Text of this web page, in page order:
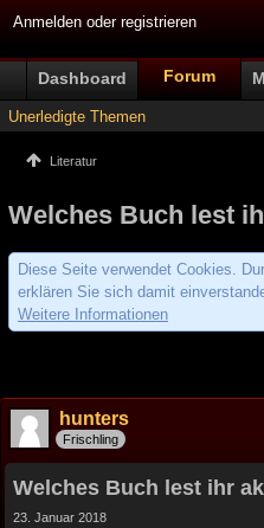
Anmelden oder registrieren
Dashboard Forum
Unerledigte Themen
Literatur
Welches Buch lest
Diese Seite verwendet Cookies.
erklären Sie sich damit
Weitere Informationen
hunters
Frischling
Welches Buch lest ihr
23. Januar 2018